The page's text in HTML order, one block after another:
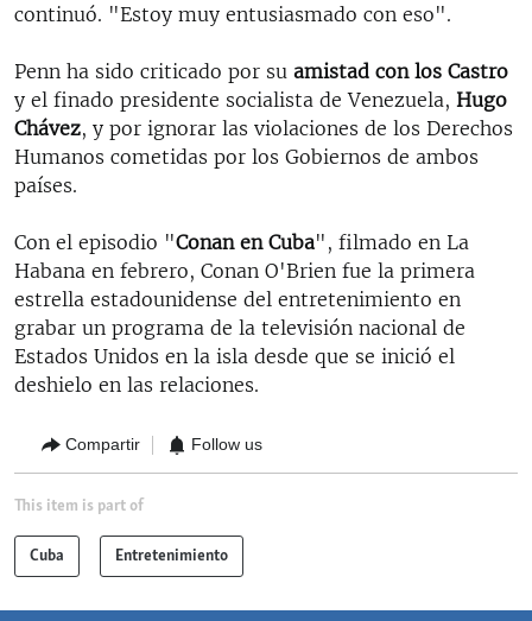
continuó. "Estoy muy entusiasmado con eso".
Penn ha sido criticado por su amistad con los Castro
y el finado presidente socialista de Venezuela, Hugo
Chávez, y por ignorar las violaciones de los Derechos
Humanos cometidas por los Gobiernos de ambos
países.
Con el episodio "Conan en Cuba", filmado en La
Habana en febrero, Conan O'Brien fue la primera
estrella estadounidense del entretenimiento en
grabar un programa de la televisión nacional de
Estados Unidos en la isla desde que se inició el
deshielo en las relaciones.
Compartir Follow us
This item is part of
Cuba Entretenimiento